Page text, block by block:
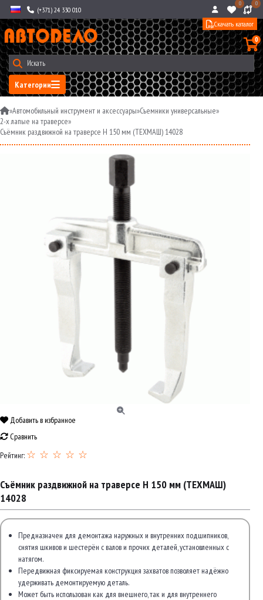
(+371) 24 330 010
0 0
Категории
0
Скачать каталог
»Автомобильный инструмент и аксессуары»Съемники универсальные»
2-х лапые на траверсе»
Съёмник раздвижной на траверсе H 150 мм (ТЕХМАШ) 14028
Добавить в избранное
Сравнить
Рейтинг: ☆ ☆ ☆ ☆ ☆
Съёмник раздвижной на траверсе H 150 мм (ТЕХМАШ)
14028
Предназначен для демонтажа наружных и внутренних подшипников,
снятия шкивов и шестерён с валов и прочих деталей, установленных с
натягом.
Передвижная фиксируемая конструкция захватов позволяет надёжно
удерживать демонтируемую деталь.
Может быть использован как для внешнего, так и для внутреннего